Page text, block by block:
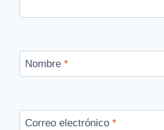
Nombre *
Correo electrónico *